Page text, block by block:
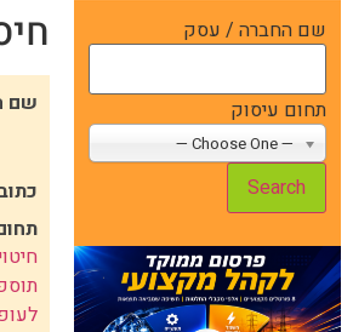
שם החברה / עסק
תחום עיסוק
— Choose One —
שם